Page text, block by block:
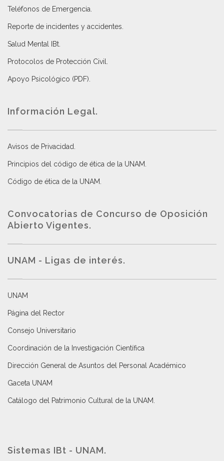
Teléfonos de Emergencia.
Reporte de incidentes y accidentes
Salud Mental IBt
Protocolos de Protección Civil
Apoyo Psicológico (PDF)
Información Legal.
Avisos de Privacidad
Principios del código de ética de la UNAM
Código de ética de la UNAM
Convocatorias de Concurso de Oposición
Abierto Vigentes.
UNAM - Ligas de interés.
UNAM
Página del Rector
Consejo Universitario
Coordinación de la Investigación Científica
Dirección General de Asuntos del Personal Académico
Gaceta UNAM
Catálogo del Patrimonio Cultural de la UNAM.
Sistemas IBt - UNAM.